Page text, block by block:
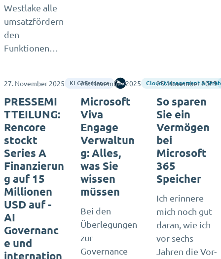
Westlake alle
umsatzfördern
den
Funktionen…
27. November 2025 KI Governance Rencore
PRESSEMI
TTEILUNG:
Rencore
stockt
Series A
Finanzierun
g auf 15
Millionen
USD auf -
AI
Governanc
e und
internation
25. November 2025 Cloud Management &
Microsoft
Viva
Engage
Verwaltun
g: Alles,
was Sie
wissen
müssen
Bei den
Überlegungen
zur
Governance
25. November 2025
So sparen
Sie ein
Vermögen
bei
Microsoft
365
Speicher
Ich erinnere
mich noch gut
daran, wie ich
vor sechs
Jahren die Vor-